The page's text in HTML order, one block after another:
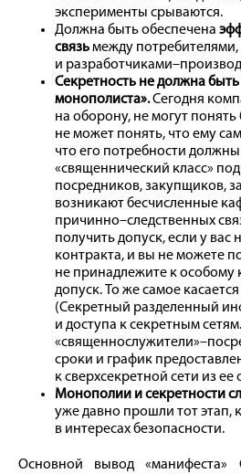
эксперименты срываются.
Должна быть обеспечена
связьмежду потребителями,
и
Секретность не должна
монополиста».Сегодня
на оборону, не могут
не может понять, что ему
что его потребности
«священнический класс»
посредников, закупщиков,
возникают бесчисленные
причинно–следственных
получить допуск, если у вас
контракта, и вы не можете
не принадлежите к
допуск. То же самое
(Секретный разделенный
и доступа к секретным
сроки и график
к сверхсекретной сети из ее
Монополии и секретности
уже давно прошли тот этап,
в интересах безопасности.
Основной вывод «манифеста»